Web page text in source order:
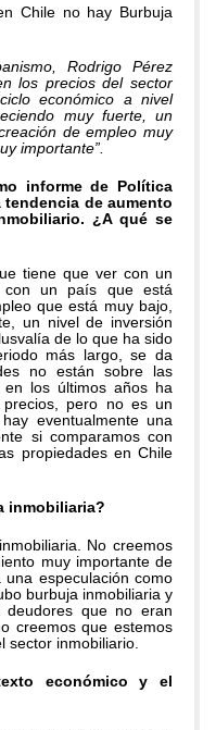
Chile no hay Burbuja
Rodrigo Pérez
los precios del sector
económico a nivel
muy fuerte, un
de empleo muy
importante”.
informe de Política
de aumento
¿A qué se
tiene que ver con un
con un país que está
que está muy bajo,
un nivel de inversión
de lo que ha sido
más largo, se da
no están sobre las
los últimos años ha
pero no es un
eventualmente una
si comparamos con
propiedades en Chile
inmobiliaria?
No creemos
muy importante de
especulación como
burbuja inmobiliaria y
deudores que no eran
creemos que estemos
sector inmobiliario.
económico y el